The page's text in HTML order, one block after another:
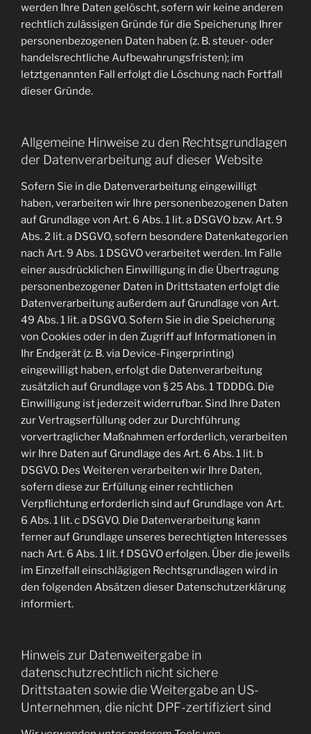
werden Ihre Daten gelöscht, sofern wir keine anderen
rechtlich zulässigen Gründe für die Speicherung Ihrer
personenbezogenen Daten haben (z. B. steuer- oder
handelsrechtliche Aufbewahrungsfristen); im
letztgenannten Fall erfolgt die Löschung nach Fortfall
dieser Gründe.
Allgemeine Hinweise zu den Rechtsgrundlagen
der Datenverarbeitung auf dieser Website
Sofern Sie in die Datenverarbeitung eingewilligt
haben, verarbeiten wir Ihre personenbezogenen Daten
auf Grundlage von Art. 6 Abs. 1 lit. a DSGVO bzw. Art. 9
Abs. 2 lit. a DSGVO, sofern besondere Datenkategorien
nach Art. 9 Abs. 1 DSGVO verarbeitet werden. Im Falle
einer ausdrücklichen Einwilligung in die Übertragung
personenbezogener Daten in Drittstaaten erfolgt die
Datenverarbeitung außerdem auf Grundlage von Art.
49 Abs. 1 lit. a DSGVO. Sofern Sie in die Speicherung
von Cookies oder in den Zugriff auf Informationen in
Ihr Endgerät (z. B. via Device-Fingerprinting)
eingewilligt haben, erfolgt die Datenverarbeitung
zusätzlich auf Grundlage von § 25 Abs. 1 TDDDG. Die
Einwilligung ist jederzeit widerrufbar. Sind Ihre Daten
zur Vertragserfüllung oder zur Durchführung
vorvertraglicher Maßnahmen erforderlich, verarbeiten
wir Ihre Daten auf Grundlage des Art. 6 Abs. 1 lit. b
DSGVO. Des Weiteren verarbeiten wir Ihre Daten,
sofern diese zur Erfüllung einer rechtlichen
Verpflichtung erforderlich sind auf Grundlage von Art.
6 Abs. 1 lit. c DSGVO. Die Datenverarbeitung kann
ferner auf Grundlage unseres berechtigten Interesses
nach Art. 6 Abs. 1 lit. f DSGVO erfolgen. Über die jeweils
im Einzelfall einschlägigen Rechtsgrundlagen wird in
den folgenden Absätzen dieser Datenschutzerklärung
informiert.
Hinweis zur Datenweitergabe in
datenschutzrechtlich nicht sichere
Drittstaaten sowie die Weitergabe an US-
Unternehmen, die nicht DPF-zertifiziert sind